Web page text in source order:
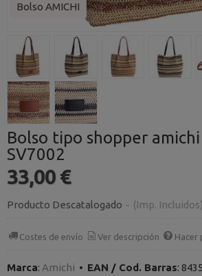
Bolso AMICHI
Bolso tipo shopper
SV7002
33,00 €
Producto Descatalogado - (Imp. Incluidos)
Costes de envío Ver descripción Hacer
Marca: Amichi • EAN / Cod. Barras: